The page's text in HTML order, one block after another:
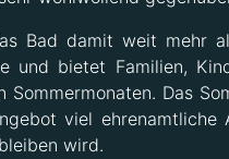
Bad damit weit mehr
und bietet Familien,
Sommermonaten. Das
viel
wird.